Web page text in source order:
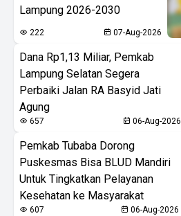
Lampung 2026-2030
222 07-Aug-2026
Dana Rp1,13 Miliar, Pemkab
Lampung Selatan Segera
Perbaiki Jalan RA Basyid Jati
Agung
657 06-Aug-2026
Pemkab Tubaba Dorong
Puskesmas Bisa BLUD Mandiri
Untuk Tingkatkan Pelayanan
Kesehatan ke Masyarakat
607 06-Aug-2026